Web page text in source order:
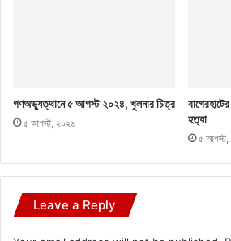
গণঅভ্যুত্থানে ৫ আগস্ট ২০২৪, খুলনার চিত্র
৫ আগস্ট, ২০২৬
হত্যা
৫ আগস্ট,
Leave a Reply